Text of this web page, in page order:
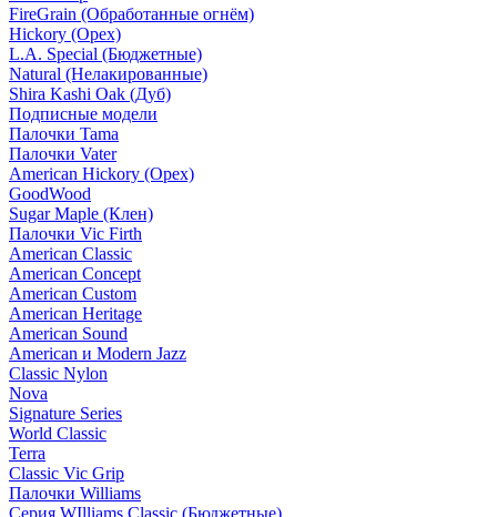
FireGrain (Обработанные огнём)
Hickory (Орех)
L.A. Special (Бюджетные)
Natural (Нелакированные)
Shira Kashi Oak (Дуб)
Подписные модели
Палочки Tama
Палочки Vater
American Hickory (Орех)
GoodWood
Sugar Maple (Клен)
Палочки Vic Firth
American Classic
American Concept
American Custom
American Heritage
American Sound
American и Modern Jazz
Classic Nylon
Nova
Signature Series
World Classic
Terra
Classic Vic Grip
Палочки Williams
Серия WIlliams Classic (Бюджетные)